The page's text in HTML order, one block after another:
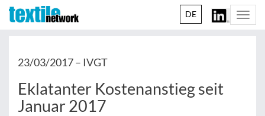
DE
23/03/2017 – IVGT
Eklatanter Kostenanstieg seit
Januar 2017